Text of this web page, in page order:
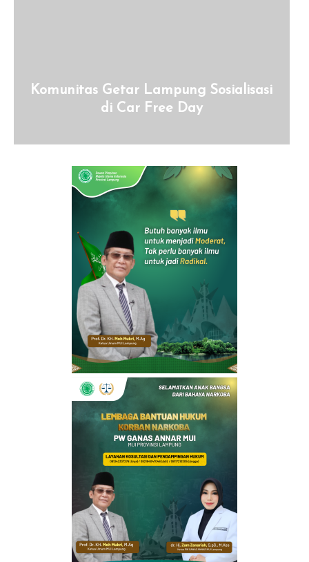
Komunitas Getar Lampung Sosialisasi
di Car Free Day